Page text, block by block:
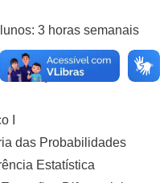
3 horas semanais
inscrição para
I
das Probabilidades
Estatística